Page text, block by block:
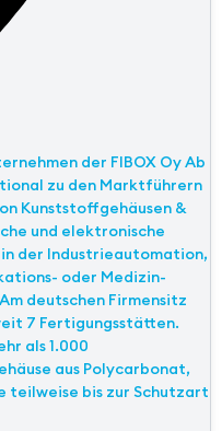
der FIBOX Oy Ab
zu den Marktführern
Kunststoffgehäusen &
und elektronische
der Industrieautomation,
oder Medizin-
deutschen Firmensitz
7 Fertigungsstätten.
als 1.000
aus Polycarbonat,
teilweise bis zur Schutzart